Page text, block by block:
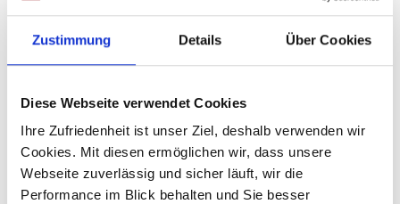
Zustimmung Details Über Cookies
Diese Webseite verwendet Cookies
Ihre Zufriedenheit ist unser Ziel, deshalb verwenden wir
Cookies. Mit diesen ermöglichen wir, dass unsere
Webseite zuverlässig und sicher läuft, wir die
Performance im Blick behalten und Sie besser
Personen, die beabsichtigen, ein Eigenheim in Augsburg zu
vermieten, können von einer konstanten
Arheilgen
Eberstadt
Wixhausen
Kranichstein